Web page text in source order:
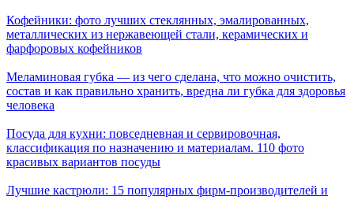
Кофейники: фото лучших стеклянных, эмалированных,
металлических из нержавеющей стали, керамических и
фарфоровых кофейников
Меламиновая губка — из чего сделана, что можно очистить,
состав и как правильно хранить, вредна ли губка для здоровья
человека
Посуда для кухни: повседневная и сервировочная,
классификация по назначению и материалам. 110 фото
красивых вариантов посуды
Лучшие кастрюли: 15 популярных фирм-производителей и